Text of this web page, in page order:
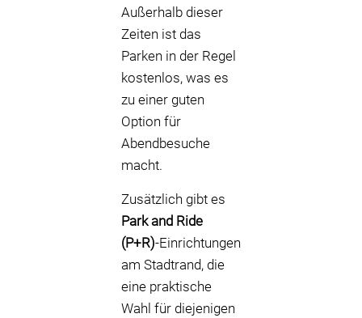
Außerhalb dieser
Zeiten ist das
Parken in der Regel
kostenlos, was es
zu einer guten
Option für
Abendbesuche
macht.
Zusätzlich gibt es
Park and Ride
(P+R)-Einrichtungen
am Stadtrand, die
eine praktische
Wahl für diejenigen